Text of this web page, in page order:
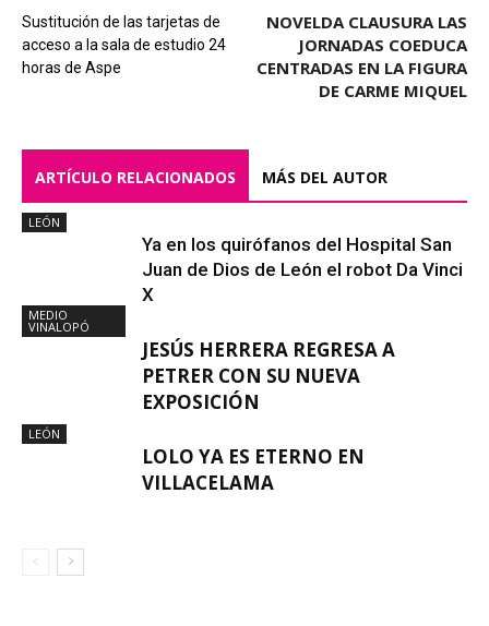
Sustitución de las tarjetas de
acceso a la sala de estudio 24
horas de Aspe
NOVELDA CLAUSURA LAS
JORNADAS COEDUCA
CENTRADAS EN LA FIGURA
DE CARME MIQUEL
ARTÍCULO RELACIONADOS MÁS DEL AUTOR
LEÓN
Ya en los quirófanos del Hospital San
Juan de Dios de León el robot Da Vinci
X
MEDIO
VINALOPÓ
JESÚS HERRERA REGRESA A
PETRER CON SU NUEVA
EXPOSICIÓN
LEÓN
LOLO YA ES ETERNO EN
VILLACELAMA